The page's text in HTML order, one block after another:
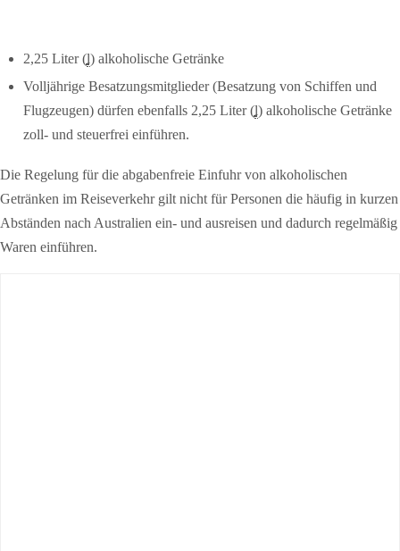
2,25 Liter (l) alkoholische Getränke
Volljährige Besatzungsmitglieder (Besatzung von Schiffen und
Flugzeugen) dürfen ebenfalls 2,25 Liter (l) alkoholische Getränke
zoll- und steuerfrei einführen.
Die Regelung für die abgabenfreie Einfuhr von alkoholischen
Getränken im Reiseverkehr gilt nicht für Personen die häufig in kurzen
Abständen nach Australien ein- und ausreisen und dadurch regelmäßig
Waren einführen.